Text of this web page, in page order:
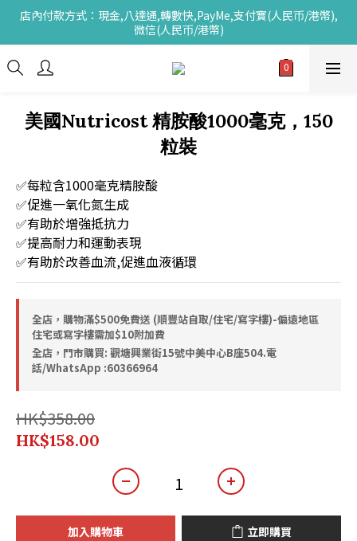
店內付款方式：現金,八達通,轉數快,PayMe,支付寶(人民币/港幣),
微信(人民币/港幣)
美國Nutricost 精胺酸1000毫克，150
粒裝
✅每粒含1000毫克精胺酸
✅促進一氧化氮生成
✅有助於增強抵抗力
✅提高耐力和運動表現
✅有助於改善血流,促進血液循環
全店，購物滿$500免費送 (順豐站自取/住宅/寫字樓)-偏遠地區
住宅或寫字樓需加$10附加費
全店，門市購買: 觀塘興業街15號中美中心B座504.電
話/WhatsApp :60366964
HK$358.00
HK$158.00
加入購物車 立即購買